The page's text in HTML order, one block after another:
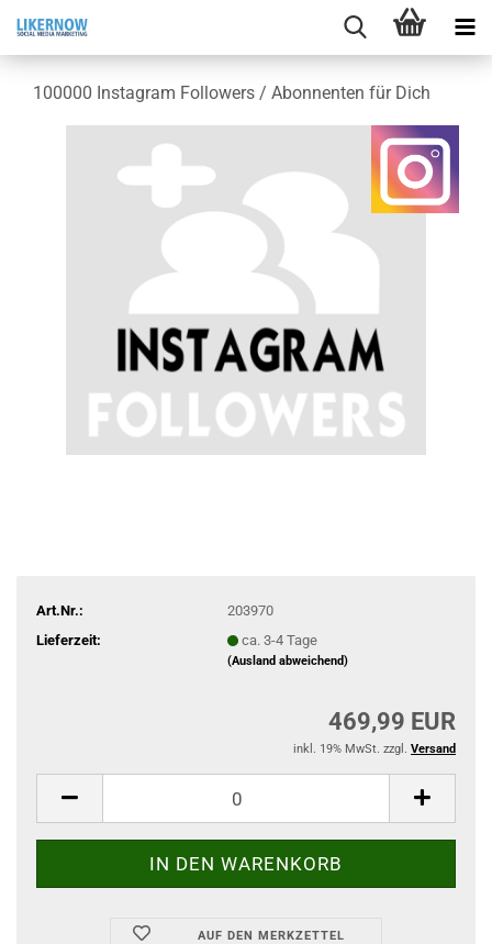
100000 In­sta­gram Fol­lowers / Abon­nen­ten für Dich
Art.Nr.:
203970
Lieferzeit:
ca. 3-4 Tage
(Ausland abweichend)
469,99 EUR
inkl. 19% MwSt. zzgl. Versand
AUF DEN MERKZETTEL